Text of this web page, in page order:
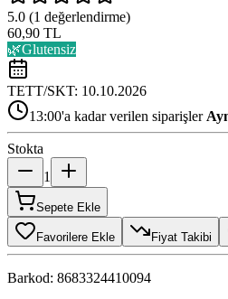
5.0 (1 değerlendirme)
60,90 TL
🌿Glutensiz
TETT/SKT: 10.10.2026
13:00'a kadar verilen siparişler
Stokta
1
Sepete Ekle
Favorilere Ekle Fiyat Takibi
Barkod: 8683324410094